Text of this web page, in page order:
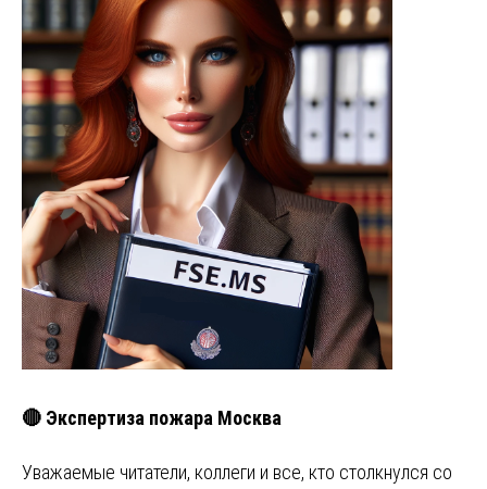
🔴 Экспертиза пожара Москва
Уважаемые читатели, коллеги и все, кто столкнулся со